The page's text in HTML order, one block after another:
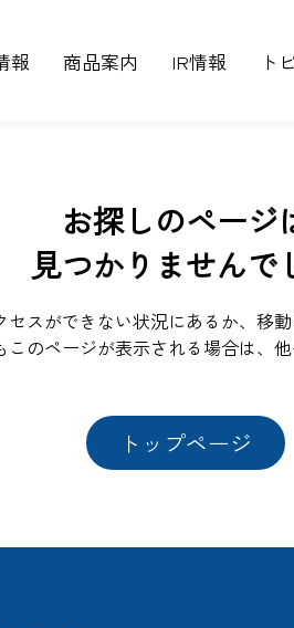
報 商品案内 IR情報 ト
お探しのページ
見つかりませんで
スができない状況にあるか、移
のページが表示される場合は、他
トップページ